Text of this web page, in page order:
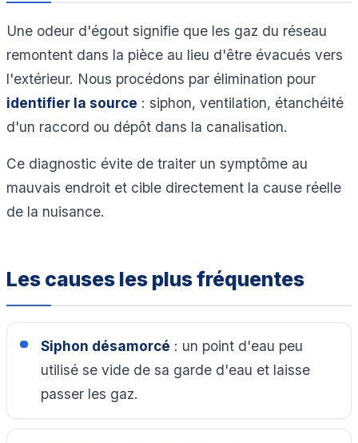
Une odeur d'égout signifie que les gaz du réseau
remontent dans la pièce au lieu d'être évacués vers
l'extérieur. Nous procédons par élimination pour
identifier la source : siphon, ventilation, étanchéité
d'un raccord ou dépôt dans la canalisation.
Ce diagnostic évite de traiter un symptôme au
mauvais endroit et cible directement la cause réelle
de la nuisance.
Les causes les plus fréquentes
Siphon désamorcé : un point d'eau peu
utilisé se vide de sa garde d'eau et laisse
passer les gaz.